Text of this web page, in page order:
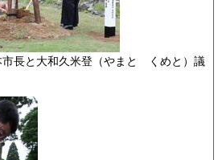
市長と大和久米登（やまと くめと）議